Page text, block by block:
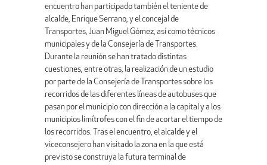
encuentro han participado también el teniente de
alcalde, Enrique Serrano, y el concejal de
Transportes, Juan Miguel Gómez, así como técnicos
municipales y de la Consejería de Transportes.
Durante la reunión se han tratado distintas
cuestiones, entre otras, la realización de un estudio
por parte de la Consejería de Transportes sobre los
recorridos de las diferentes líneas de autobuses que
pasan por el municipio con dirección a la capital y a los
municipios limítrofes con el fin de acortar el tiempo de
los recorridos. Tras el encuentro, el alcalde y el
viceconsejero han visitado la zona en la que está
previsto se construya la futura terminal de